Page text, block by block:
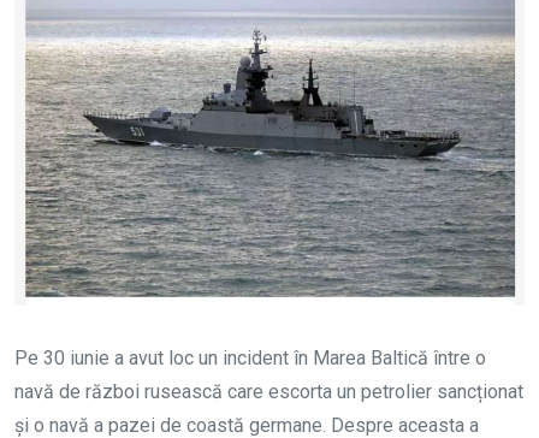
Pe 30 iunie a avut loc un incident în Marea Baltică între o
navă de război rusească care escorta un petrolier sancționat
și o navă a pazei de coastă germane. Despre aceasta a